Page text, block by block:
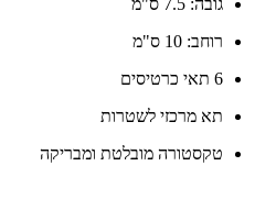
רוחב: 10 ס"מ
6 תאי כרטיסים
תא מרכזי לשטרות
טקסטורה מובלטת ומבריקה